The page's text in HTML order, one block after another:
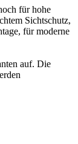
für hohe
Sichtschutz,
für moderne
auf. Die